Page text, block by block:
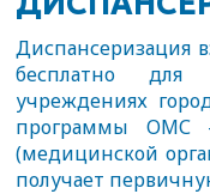
Диспансеризация
бесплатно
учреждениях
программы ОМС
(медицинской
получает